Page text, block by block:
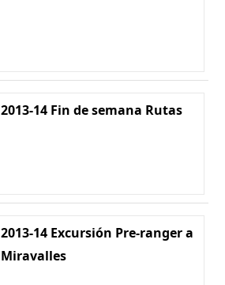
2013-14 Fin de semana Rutas
2013-14 Excursión Pre-ranger a
Miravalles